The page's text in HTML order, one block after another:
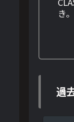
き。
過